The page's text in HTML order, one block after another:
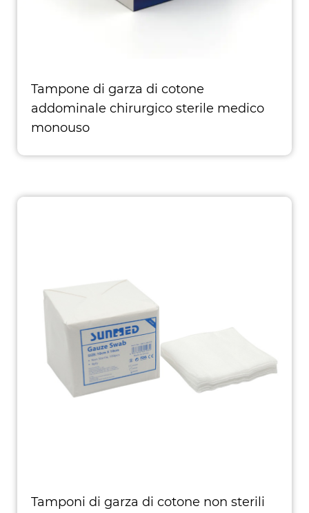
Tampone di garza di cotone
addominale chirurgico sterile medico
monouso
Tamponi di garza di cotone non sterili